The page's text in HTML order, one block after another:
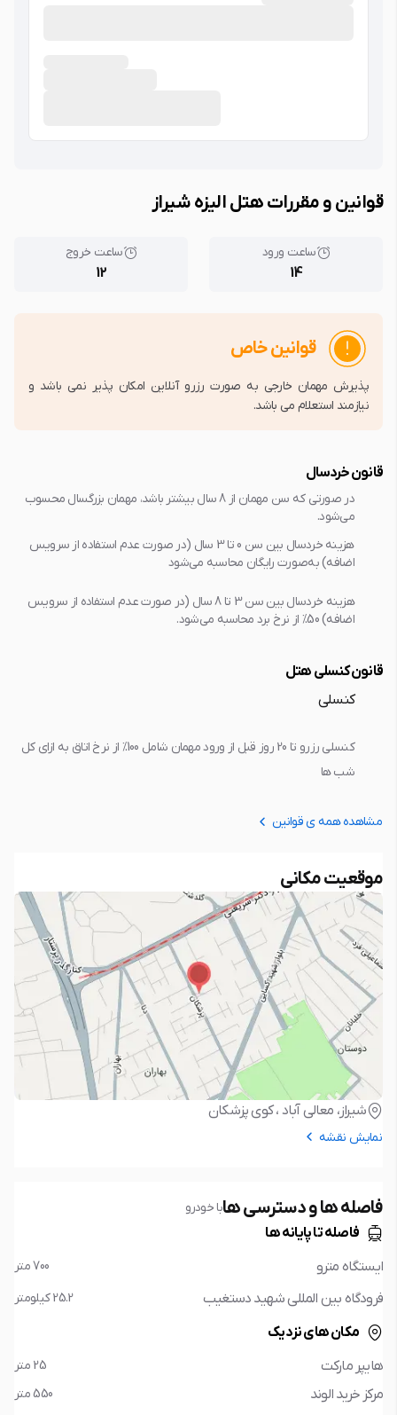
قوانین و مقررات هتل الیزه شیراز
ساعت ورود
14
ساعت خروج
12
قوانین خاص
پذیرش مهمان خارجی به صورت رزرو آنلاین امکان پذیر نمی باشد و
نیازمند استعلام می باشد.
قانون خردسال
در صورتی که سن مهمان از 8 سال بیشتر باشد، مهمان بزرگسال محسوب
می‌شود.
هزینه خردسال بین سن 0 تا 3 سال (در صورت عدم استفاده از سرویس
اضافه) به‌صورت رایگان محاسبه می‌شود
هزینه خردسال بین سن 3 تا 8 سال (در صورت عدم استفاده از سرویس
اضافه) 50% از نرخ برد محاسبه می‌شود.
قانون کنسلی هتل
کنسلی
کنسلی رزرو تا 20 روز قبل از ورود مهمان شامل 100% از نرخ اتاق به ازاي کل
شب ها
مشاهده همه ی قوانین
موقعیت مکانی
شیراز، معالی آباد ، کوی پزشکان
نمایش نقشه
فاصله ها و دسترسی هابا خودرو
فاصله تا پایانه ها
ایستگاه مترو
700 متر
فرودگاه بین المللی شهید دستغیب 25.2 کیلومتر
مکان های نزدیک
هایپر مارکت
25 متر
مرکز خرید الوند 550 متر